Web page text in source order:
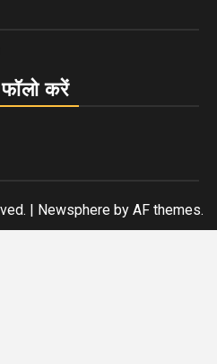
करें
| Newsphere by AF themes.